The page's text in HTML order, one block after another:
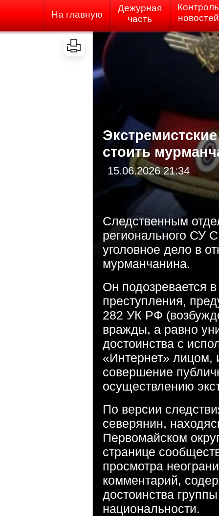
На главную
Дежурная
часть
Контроль
новостей
стоить
15.06.2026 21:34
Следственным
регионального СУ
уголовное дело в
мурманчанина.
Он подозревается
преступления,
282 УК РФ
вражды, а равно
достоинства с
«Интернет»
совершение
осуществлению
По версии
северянин,
Первомайском
странице
просмотра
комментарий,
достоинства
национальности.